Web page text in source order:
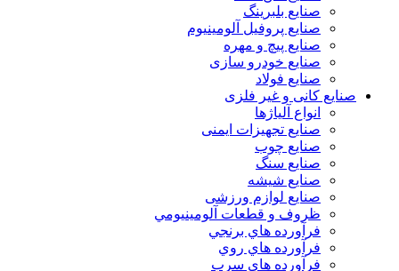
صنایع بلبرینگ
صنایع پروفیل آلومینیوم
صنایع پیچ و مهره
صنایع خودرو سازی
صنایع فولاد
صنایع کانی و غیر فلزی
انواع آلياژها
صنایع تجهیزات ایمنی
صنایع چوب
صنایع سنگ
صنایع شیشه
صنایع لوازم ورزشی
ظروف و قطعات آلومينيومي
فرآورده هاي برنجي
فرآورده هاي روي
فرآورده هاي سرب